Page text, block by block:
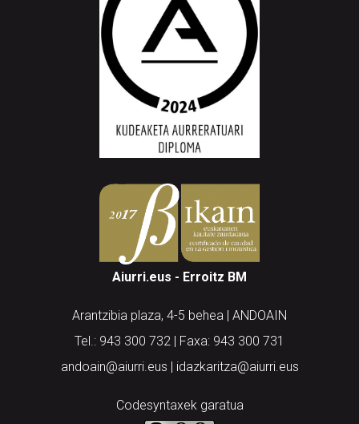
Aiurri.eus - Erroitz BM
Arantzibia plaza, 4-5 behea | ANDOAIN
Tel.: 943 300 732 | Faxa: 943 300 731
andoain@aiurri.eus | idazkaritza@aiurri.eus
Codesyntaxek garatua